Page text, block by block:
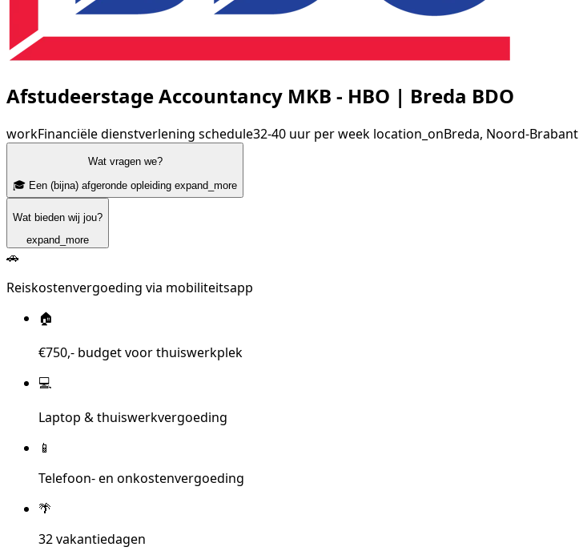
Afstudeerstage Accountancy MKB - HBO | Breda BDO
workFinanciële dienstverlening schedule32-40 uur per week location_onBreda, Noord-Brabant
Wat vragen we?
🎓 Een (bijna) afgeronde opleiding expand_more
Wat bieden wij jou?
expand_more
🚗
Reiskostenvergoeding via mobiliteitsapp
🏠
€750,- budget voor thuiswerkplek
💻
Laptop & thuiswerkvergoeding
📱
Telefoon- en onkostenvergoeding
🌴
32 vakantiedagen